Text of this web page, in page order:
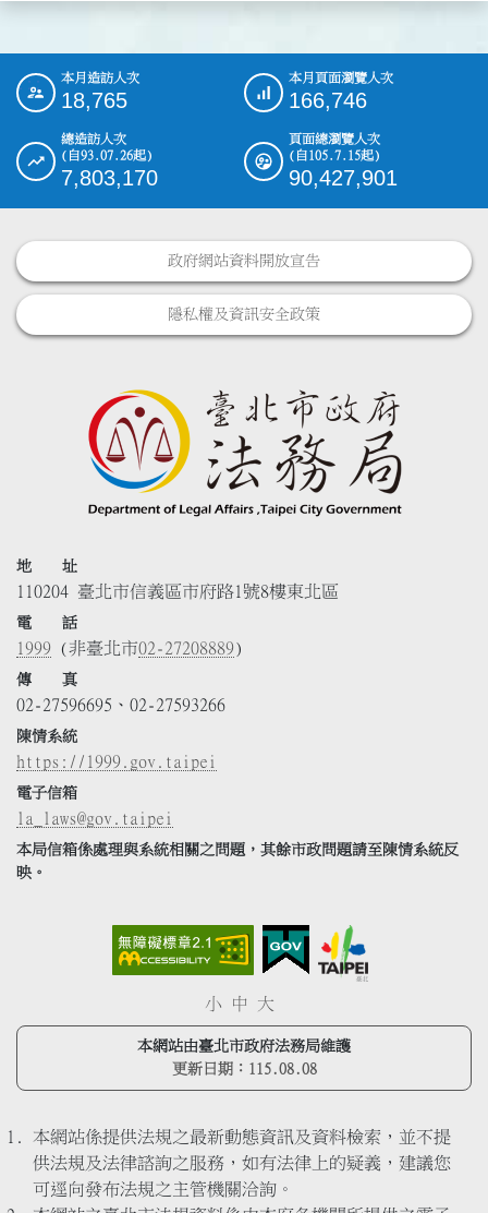
::: 本月造訪人次
18,765
本月頁面瀏覽人次
166,746
總造訪人次
(自93.07.26起)
7,803,170
頁面總瀏覽人次
(自105.7.15起)
90,427,901
政府網站資料開放宣告
隱私權及資訊安全政策
地 址
110204 臺北市信義區市府路1號8樓東北區
電 話
1999 (非臺北市02-27208889)
傳 真
02-27596695、02-27593266
陳情系統
https://1999.gov.taipei
電子信箱
la_laws@gov.taipei
本局信箱係處理與系統相關之問題，其餘市政問題請至陳情系統反
映。
小 中 大
本網站由臺北市政府法務局維護
更新日期： 115.08.08
本網站係提供法規之最新動態資訊及資料檢索，並不提
供法規及法律諮詢之服務，如有法律上的疑義，建議您
可逕向發布法規之主管機關洽詢。